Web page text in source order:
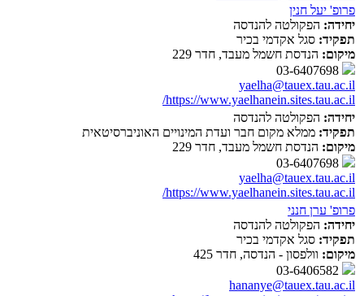
פרופ' יעל חנין
יחידה: הפקולטה להנדסה
תפקיד: סגל אקדמי בכיר
מיקום: הנדסת חשמל מעבד, חדר 229
yaelha@tauex.tau.ac.il
https://www.yaelhanein.sites.tau.ac.il/
יחידה: הפקולטה להנדסה
תפקיד: ממלא מקום חבר ועדת המינויים האוניברסיטאית
מיקום: הנדסת חשמל מעבד, חדר 229
yaelha@tauex.tau.ac.il
https://www.yaelhanein.sites.tau.ac.il/
פרופ' ערן חנני
יחידה: הפקולטה להנדסה
תפקיד: סגל אקדמי בכיר
מיקום: וולפסון - הנדסה, חדר 425
hananye@tauex.tau.ac.il